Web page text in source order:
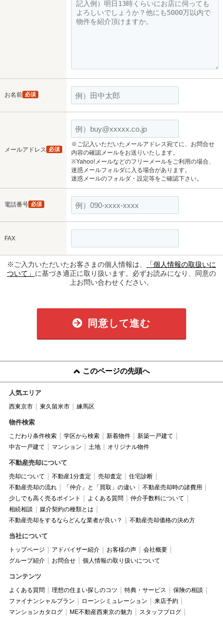
お名前 必須
メールアドレス 必須
※ご記入いただいたメールアドレス宛てに、お問合せ
内容の確認メールをお送りいたします。
※Yahoo!メールなどのフリーメールをご利用の場合、
迷惑メールフォルダに入る場合があります。
迷惑メールのフォルダ・設定等をご確認下さい。
電話番号 必須
FAX
※ご入力いただいたお客さまの個人情報は、
「個人情報の取扱いに
ついて」 に基づき適正に取り扱います。必ずお読みになり、同意の
上お問い合わせください。
同意して進む
このページの先頭へ
人気エリア
西東京市 東久留米市 練馬区
物件検索
こだわり条件検索 学区から検索 新着物件
新築一戸建て
中古一戸建て
マンション 土地 オリジナル物件
不動産売却について
売却について 不動産1分査定 売却査定
住宅診断
不動産売却の流れ
「仲介」と「買取」の違い
不動産売却時の諸費用
少しでも高く売るポイント
よくある質問
仲介手数料について
相続相談
媒介契約の種類とは
不動産売却をするならどんな業者が良い？
不動産売却価格の決め方
当社について
トップページ アドバイザー紹介 お客様の声
会社概要
グループ紹介
お問合せ 個人情報の取り扱いについて
コンテンツ
よくある質問 理想の住まい探しのコツ 特典・サービス
保険の相談
ファイナンシャルプラン
ローンシミュレーション
来店予約
マンションカタログ
ME不動産西東京の魅力
スタッフブログ